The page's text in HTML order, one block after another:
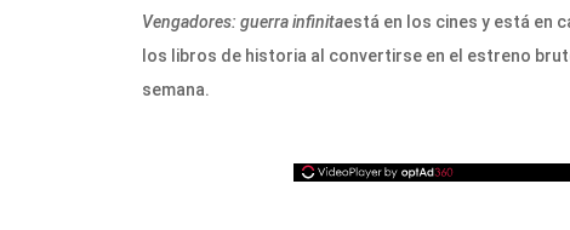
Vengadores: guerra infinitaestá en los cines y está en
los libros de historia al convertirse en el estreno
semana.